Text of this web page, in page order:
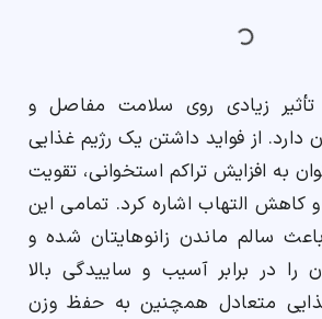
زیادی روی سلامت مفاصل و
دارد. از فواید داشتن یک رژیم غذایی
به افزایش تراکم استخوانی، تقویت
کاهش التهاب اشاره کرد. تمامی این
سالم ماندن زانوهایتان شده و
را در برابر آسیب و ساییدگی بالا
متعادل همچنین به حفظ وزن